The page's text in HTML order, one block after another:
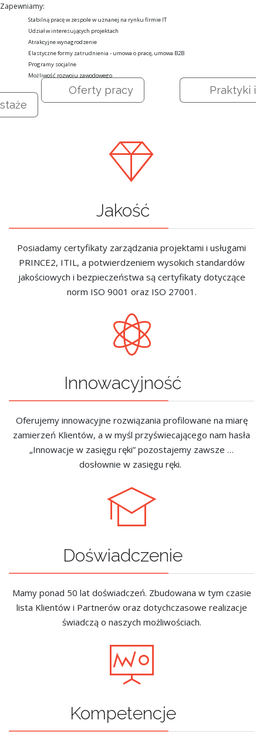
Zapewniamy:
Stabilną pracę w zespole w uznanej na rynku firmie IT
Udział w interesujących projektach
Atrakcyjne wynagrodzenie
Elastyczne formy zatrudnienia - umowa o pracę, umowa B2B
Programy socjalne
Możliwość rozwoju zawodowego
Oferty pracy
Praktyki i
staże
Jakość
Posiadamy certyfikaty zarządzania projektami i usługami
PRINCE2, ITIL, a potwierdzeniem wysokich standardów
jakościowych i bezpieczeństwa są certyfikaty dotyczące
norm ISO 9001 oraz ISO 27001.
Innowacyjność
Oferujemy innowacyjne rozwiązania profilowane na miarę
zamierzeń Klientów, a w myśl przyświecającego nam hasła
„Innowacje w zasięgu ręki” pozostajemy zawsze …
dosłownie w zasięgu ręki.
Doświadczenie
Mamy ponad 50 lat doświadczeń. Zbudowana w tym czasie
lista Klientów i Partnerów oraz dotychczasowe realizacje
świadczą o naszych możliwościach.
Kompetencje